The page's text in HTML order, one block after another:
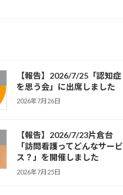
【報告】2026/7/25「認知症
を思う会」に出席しました
2026年7月26日
【報告】2026/7/23片倉台
「訪問看護ってどんなサービ
ス？」を開催しました
2026年7月25日